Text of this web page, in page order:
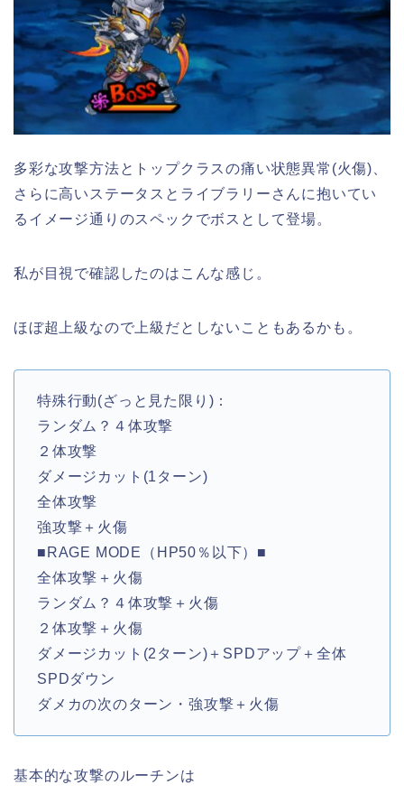
多彩な攻撃方法とトップクラスの痛い状態異常(火傷)、
さらに高いステータスとライブラリーさんに抱いてい
るイメージ通りのスペックでボスとして登場。
私が目視で確認したのはこんな感じ。
ほぼ超上級なので上級だとしないこともあるかも。
特殊行動(ざっと見た限り)：
ランダム？４体攻撃
２体攻撃
ダメージカット(1ターン)
全体攻撃
強攻撃＋火傷
■RAGE MODE（HP50％以下）■
全体攻撃＋火傷
ランダム？４体攻撃＋火傷
２体攻撃＋火傷
ダメージカット(2ターン)＋SPDアップ＋全体
SPDダウン
ダメカの次のターン・強攻撃＋火傷
基本的な攻撃のルーチンは